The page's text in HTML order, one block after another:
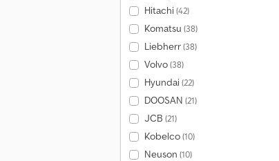
Hitachi(42)
Komatsu (38)
Liebherr(38)
Volvo(38)
Hyundai(22)
DOOSAN (21)
JCB (21)
Kobelco(10)
Neuson (10)